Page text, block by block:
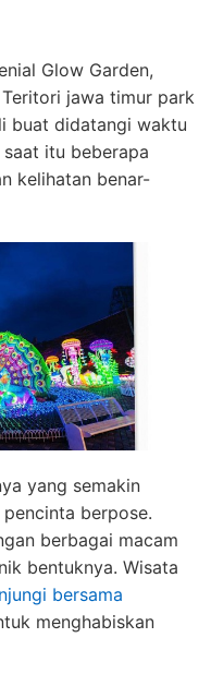
Glow Garden,
jawa timur park
buat didatangi waktu
itu beberapa
kelihatan benar-
yang semakin
berpose.
berbagai macam
bentuknya. Wisata
bersama
menghabiskan